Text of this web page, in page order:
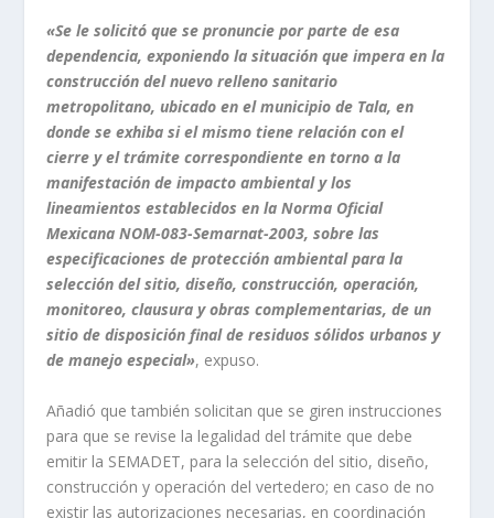
«Se le solicitó que se pronuncie por parte de esa
dependencia, exponiendo la situación que impera en la
construcción del nuevo relleno sanitario
metropolitano, ubicado en el municipio de Tala, en
donde se exhiba si el mismo tiene relación con el
cierre y el trámite correspondiente en torno a la
manifestación de impacto ambiental y los
lineamientos establecidos en la Norma Oficial
Mexicana NOM-083-Semarnat-2003, sobre las
especificaciones de protección ambiental para la
selección del sitio, diseño, construcción, operación,
monitoreo, clausura y obras complementarias, de un
sitio de disposición final de residuos sólidos urbanos y
de manejo especial», expuso.
Añadió que también solicitan que se giren instrucciones
para que se revise la legalidad del trámite que debe
emitir la SEMADET, para la selección del sitio, diseño,
construcción y operación del vertedero; en caso de no
existir las autorizaciones necesarias, en coordinación